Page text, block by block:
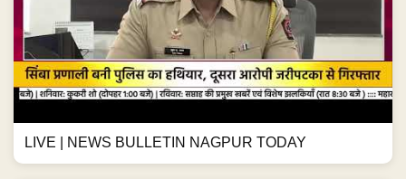
LIVE | NEWS BULLETIN NAGPUR TODAY